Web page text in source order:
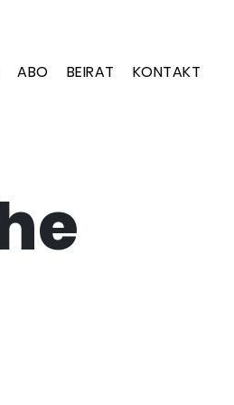
ABO BEIRAT KONTAKT